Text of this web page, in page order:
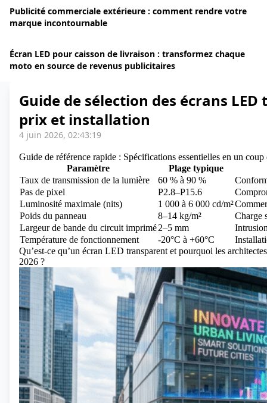
Publicité commerciale extérieure : comment rendre votre
marque incontournable
Écran LED pour caisson de livraison : transformez chaque
moto en source de revenus publicitaires
Guide de sélection des écrans
prix et installation
4 juin 2026, 02:43:19
Guide de référence rapide : Spécifications essentielles en un
Paramètre
Plage typique
Taux de transmission de la lumière
60 % à 90 %
Pas de pixel
P2.8–P15.6
Luminosité maximale (nits)
1 000 à 6 000 cd/m²
Poids du panneau
8–14 kg/m²
Charge
Largeur de bande du circuit imprimé2–5 mm
Température de fonctionnement
-20°C à +60°C
Qu’est-ce qu’un écran LED transparent et pourquoi les
2026 ?